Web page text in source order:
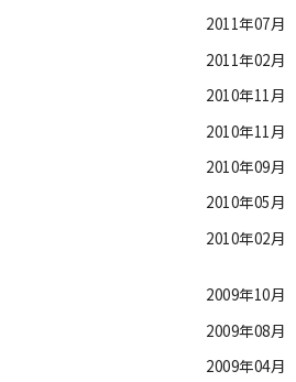
2011年07月
2011年02月
2010年11月
2010年11月
2010年09月
2010年05月
2010年02月
2009年10月
2009年08月
2009年04月